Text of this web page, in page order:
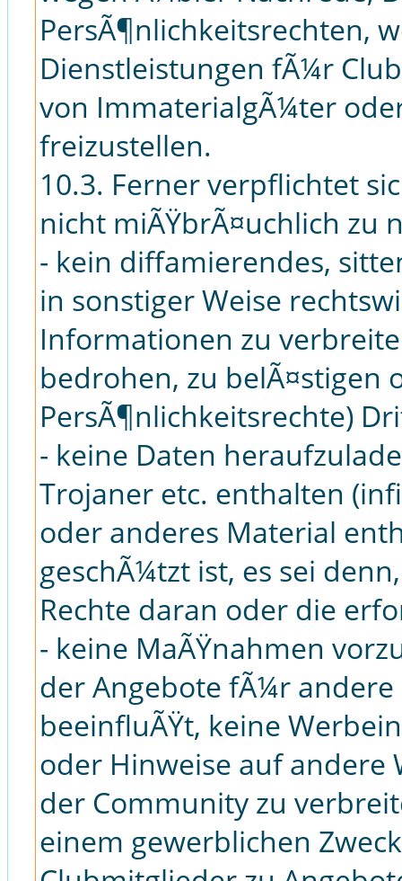
PersÃ¶nlichkeitsrechten,
Dienstleistungen fÃ¼r
von ImmaterialgÃ¼ter
freizustellen.
10.3. Ferner verpflichtet
nicht miÃŸbrÃ¤uchlich zu
- kein diffamierendes,
in sonstiger Weise
Informationen zu
bedrohen, zu belÃ¤stigen
PersÃ¶nlichkeitsrechte)
- keine Daten
Trojaner etc. enthalten
oder anderes Material
geschÃ¼tzt ist, es sei
Rechte daran oder die
- keine MaÃŸnahmen
der Angebote fÃ¼r
beeinfluÃŸt, keine
oder Hinweise auf andere
der Community zu
einem gewerblichen